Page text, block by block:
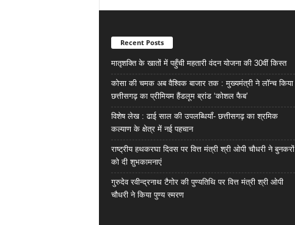
Recent Posts
मातृशक्ति के खातों में पहुँची महतारी वंदन योजना की 30वीं किस्त
कोसा की चमक अब वैश्विक बाजार तक : मुख्यमंत्री ने लॉन्च किया
छत्तीसगढ़ का प्रीमियम हैंडलूम ब्रांड ‘कोशल फैब’
विशेष लेख : ढाई साल की उपलब्धियाँ- छत्तीसगढ़ का श्रमिक
कल्याण के क्षेत्र में नई पहचान
राष्ट्रीय हथकरघा दिवस पर वित्त मंत्री श्री ओपी चौधरी ने बुनकरों
को दी शुभकामनाएं
गुरुदेव रवीन्द्रनाथ टैगोर की पुण्यतिथि पर वित्त मंत्री श्री ओपी
चौधरी ने किया पुण्य स्मरण